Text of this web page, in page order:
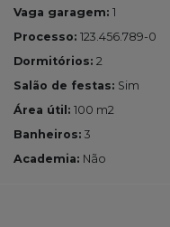
Vaga garagem: 1
Processo: 123.456.789-0
Dormitórios: 2
Salão de festas: Sim
Área útil: 100 m2
Banheiros: 3
Academia: Não